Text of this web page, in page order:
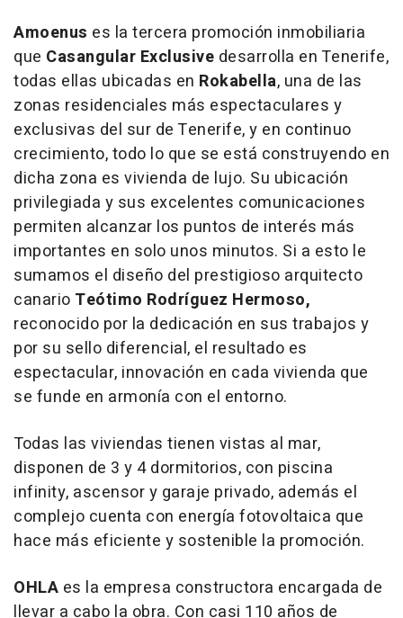
Amoenus es la tercera promoción inmobiliaria
que Casangular Exclusive desarrolla en Tenerife,
todas ellas ubicadas en Rokabella, una de las
zonas residenciales más espectaculares y
exclusivas del sur de Tenerife, y en continuo
crecimiento, todo lo que se está construyendo en
dicha zona es vivienda de lujo. Su ubicación
privilegiada y sus excelentes comunicaciones
permiten alcanzar los puntos de interés más
importantes en solo unos minutos. Si a esto le
sumamos el diseño del prestigioso arquitecto
canario Teótimo Rodríguez Hermoso,
reconocido por la dedicación en sus trabajos y
por su sello diferencial, el resultado es
espectacular, innovación en cada vivienda que
se funde en armonía con el entorno.
Todas las viviendas tienen vistas al mar,
disponen de 3 y 4 dormitorios, con piscina
infinity, ascensor y garaje privado, además el
complejo cuenta con energía fotovoltaica que
hace más eficiente y sostenible la promoción.
OHLA es la empresa constructora encargada de
llevar a cabo la obra. Con casi 110 años de